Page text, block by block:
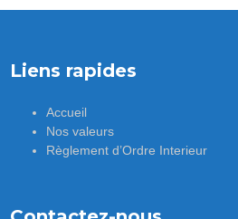
Liens rapides
Accueil
Nos valeurs
Règlement d’Ordre Interieur